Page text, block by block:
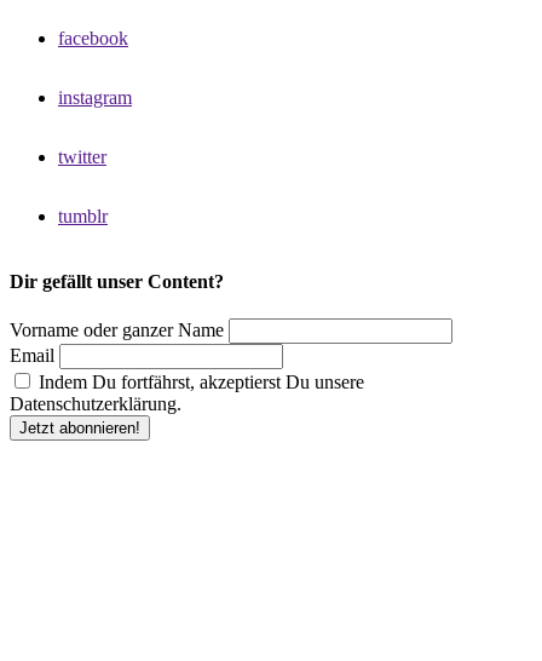
facebook
instagram
twitter
tumblr
Dir gefällt unser Content?
Vorname oder ganzer Name
Email
Indem Du fortfährst, akzeptierst Du unsere
Datenschutzerklärung.